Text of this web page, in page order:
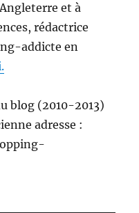
et à
rédactrice
addicte en
blog (2010-2013)
adresse :